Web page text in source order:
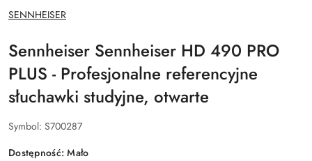
NAZWA
PRODUCENTA:
SENNHEISER
Sennheiser Sennheiser HD 490 PRO
PLUS - Profesjonalne referencyjne
słuchawki studyjne, otwarte
Symbol: S700287
Dostępność:Mało